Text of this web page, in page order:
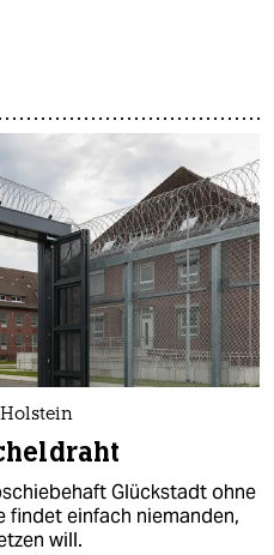
Glückstadt ohne
findet einfach niemanden,
will.